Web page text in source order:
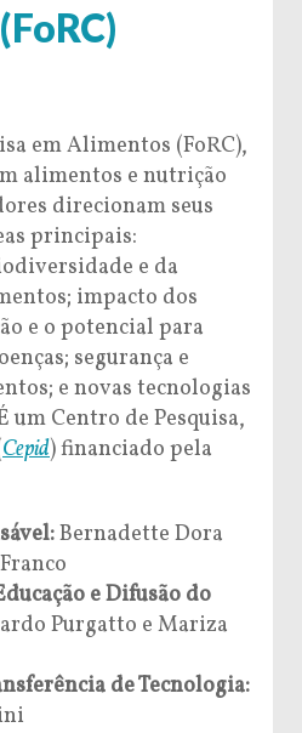
em Alimentos (FoRC),
alimentos e nutrição
direcionam seus
principais:
e da
impacto dos
e o potencial para
segurança e
e novas tecnologias
um Centro de Pesquisa,
Cepid) financiado pela
Bernadette Dora
e Difusão do
Purgatto e Mariza
de Tecnologia: